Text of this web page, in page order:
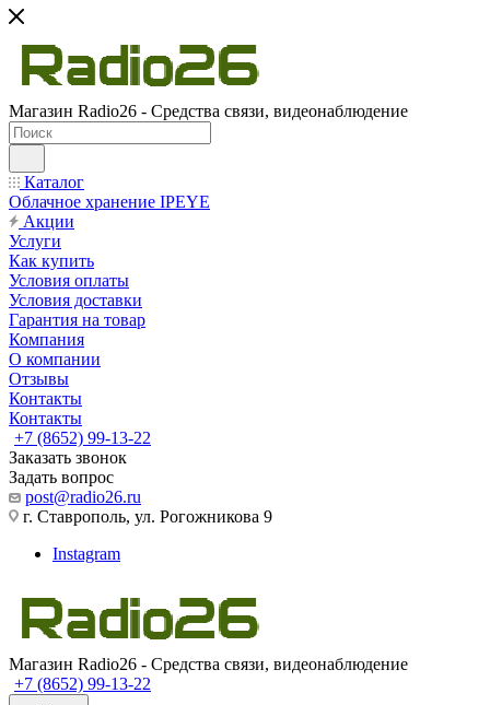
Магазин Radio26 - Средства связи, видеонаблюдение
Каталог
Облачное хранение IPEYE
Акции
Услуги
Как купить
Условия оплаты
Условия доставки
Гарантия на товар
Компания
О компании
Отзывы
Контакты
Контакты
+7 (8652) 99-13-22
Заказать звонок
Задать вопрос
post@radio26.ru
г. Ставрополь, ул. Рогожникова 9
Instagram
Магазин Radio26 - Средства связи, видеонаблюдение
+7 (8652) 99-13-22